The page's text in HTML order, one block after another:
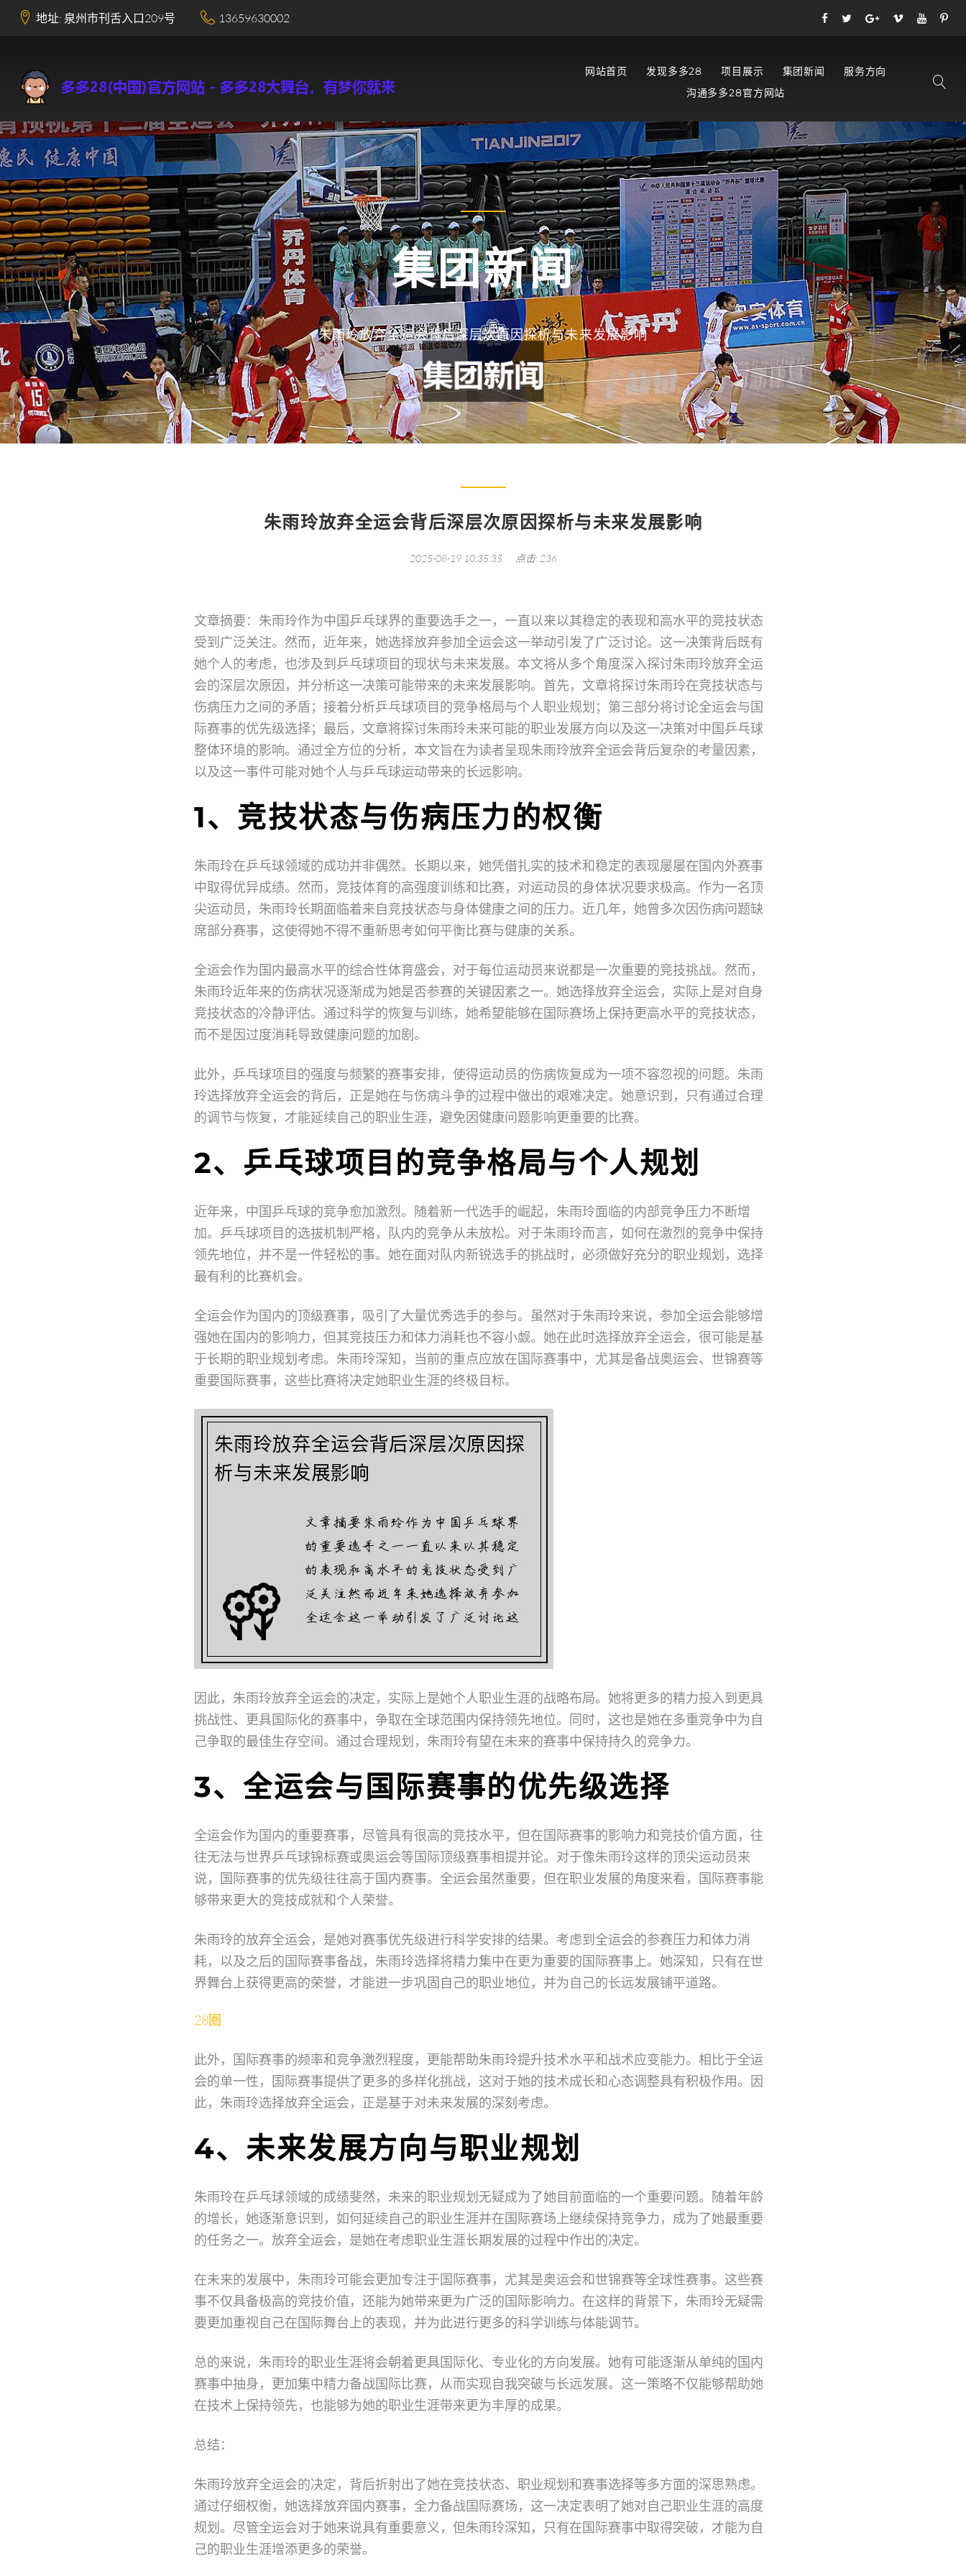
地址: 泉州市刊舌入口209号 13659630002
网站首页 发现多多28 项目展示 集团新闻
服务方向
沟通多多28官方网站
集团新闻
朱雨玲放弃全运会背后深层次原因探析与未来发展影响
朱雨玲放弃全运会背后深层次原因探析与未来发展影响
2025-08-19 10:35:35 点击: 236
文章摘要：朱雨玲作为中国乒乓球界的重要选手之一，一直以来以其稳定的表现和高水平的竞技状态
受到广泛关注。然而，近年来，她选择放弃参加全运会这一举动引发了广泛讨论。这一决策背后既有
她个人的考虑，也涉及到乒乓球项目的现状与未来发展。本文将从多个角度深入探讨朱雨玲放弃全运
会的深层次原因，并分析这一决策可能带来的未来发展影响。首先，文章将探讨朱雨玲在竞技状态与
伤病压力之间的矛盾；接着分析乒乓球项目的竞争格局与个人职业规划；第三部分将讨论全运会与国
际赛事的优先级选择；最后，文章将探讨朱雨玲未来可能的职业发展方向以及这一决策对中国乒乓球
整体环境的影响。通过全方位的分析，本文旨在为读者呈现朱雨玲放弃全运会背后复杂的考量因素，
以及这一事件可能对她个人与乒乓球运动带来的长远影响。
1、竞技状态与伤病压力的权衡
朱雨玲在乒乓球领域的成功并非偶然。长期以来，她凭借扎实的技术和稳定的表现屡屡在国内外赛事
中取得优异成绩。然而，竞技体育的高强度训练和比赛，对运动员的身体状况要求极高。作为一名顶
尖运动员，朱雨玲长期面临着来自竞技状态与身体健康之间的压力。近几年，她曾多次因伤病问题缺
席部分赛事，这使得她不得不重新思考如何平衡比赛与健康的关系。
全运会作为国内最高水平的综合性体育盛会，对于每位运动员来说都是一次重要的竞技挑战。然而，
朱雨玲近年来的伤病状况逐渐成为她是否参赛的关键因素之一。她选择放弃全运会，实际上是对自身
竞技状态的冷静评估。通过科学的恢复与训练，她希望能够在国际赛场上保持更高水平的竞技状态，
而不是因过度消耗导致健康问题的加剧。
此外，乒乓球项目的强度与频繁的赛事安排，使得运动员的伤病恢复成为一项不容忽视的问题。朱雨
玲选择放弃全运会的背后，正是她在与伤病斗争的过程中做出的艰难决定。她意识到，只有通过合理
的调节与恢复，才能延续自己的职业生涯，避免因健康问题影响更重要的比赛。
2、乒乓球项目的竞争格局与个人规划
近年来，中国乒乓球的竞争愈加激烈。随着新一代选手的崛起，朱雨玲面临的内部竞争压力不断增
加。乒乓球项目的选拔机制严格，队内的竞争从未放松。对于朱雨玲而言，如何在激烈的竞争中保持
领先地位，并不是一件轻松的事。她在面对队内新锐选手的挑战时，必须做好充分的职业规划，选择
最有利的比赛机会。
全运会作为国内的顶级赛事，吸引了大量优秀选手的参与。虽然对于朱雨玲来说，参加全运会能够增
强她在国内的影响力，但其竞技压力和体力消耗也不容小觑。她在此时选择放弃全运会，很可能是基
于长期的职业规划考虑。朱雨玲深知，当前的重点应放在国际赛事中，尤其是备战奥运会、世锦赛等
重要国际赛事，这些比赛将决定她职业生涯的终极目标。
因此，朱雨玲放弃全运会的决定，实际上是她个人职业生涯的战略布局。她将更多的精力投入到更具
挑战性、更具国际化的赛事中，争取在全球范围内保持领先地位。同时，这也是她在多重竞争中为自
己争取的最佳生存空间。通过合理规划，朱雨玲有望在未来的赛事中保持持久的竞争力。
3、全运会与国际赛事的优先级选择
全运会作为国内的重要赛事，尽管具有很高的竞技水平，但在国际赛事的影响力和竞技价值方面，往
往无法与世界乒乓球锦标赛或奥运会等国际顶级赛事相提并论。对于像朱雨玲这样的顶尖运动员来
说，国际赛事的优先级往往高于国内赛事。全运会虽然重要，但在职业发展的角度来看，国际赛事能
够带来更大的竞技成就和个人荣誉。
朱雨玲的放弃全运会，是她对赛事优先级进行科学安排的结果。考虑到全运会的参赛压力和体力消
耗，以及之后的国际赛事备战，朱雨玲选择将精力集中在更为重要的国际赛事上。她深知，只有在世
界舞台上获得更高的荣誉，才能进一步巩固自己的职业地位，并为自己的长远发展铺平道路。
28圈
此外，国际赛事的频率和竞争激烈程度，更能帮助朱雨玲提升技术水平和战术应变能力。相比于全运
会的单一性，国际赛事提供了更多的多样化挑战，这对于她的技术成长和心态调整具有积极作用。因
此，朱雨玲选择放弃全运会，正是基于对未来发展的深刻考虑。
4、未来发展方向与职业规划
朱雨玲在乒乓球领域的成绩斐然，未来的职业规划无疑成为了她目前面临的一个重要问题。随着年龄
的增长，她逐渐意识到，如何延续自己的职业生涯并在国际赛场上继续保持竞争力，成为了她最重要
的任务之一。放弃全运会，是她在考虑职业生涯长期发展的过程中作出的决定。
在未来的发展中，朱雨玲可能会更加专注于国际赛事，尤其是奥运会和世锦赛等全球性赛事。这些赛
事不仅具备极高的竞技价值，还能为她带来更为广泛的国际影响力。在这样的背景下，朱雨玲无疑需
要更加重视自己在国际舞台上的表现，并为此进行更多的科学训练与体能调节。
总的来说，朱雨玲的职业生涯将会朝着更具国际化、专业化的方向发展。她有可能逐渐从单纯的国内
赛事中抽身，更加集中精力备战国际比赛，从而实现自我突破与长远发展。这一策略不仅能够帮助她
在技术上保持领先，也能够为她的职业生涯带来更为丰厚的成果。
总结：
朱雨玲放弃全运会的决定，背后折射出了她在竞技状态、职业规划和赛事选择等多方面的深思熟虑。
通过仔细权衡，她选择放弃国内赛事，全力备战国际赛场，这一决定表明了她对自己职业生涯的高度
规划。尽管全运会对于她来说具有重要意义，但朱雨玲深知，只有在国际赛事中取得突破，才能为自
己的职业生涯增添更多的荣誉。